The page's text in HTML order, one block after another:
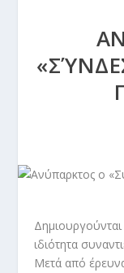
ιδιότητα
Μετά από